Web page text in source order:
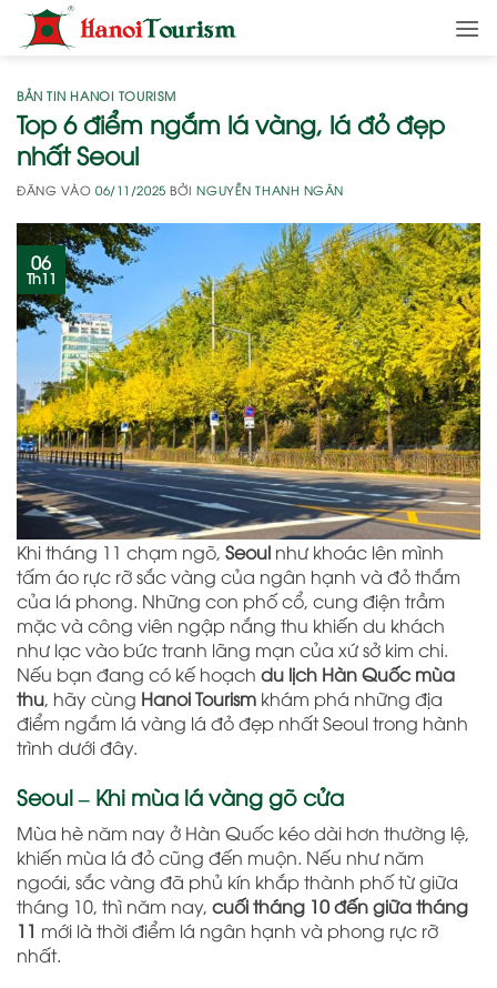
qua
dungBẢN TIN HANOI TOURISM
Top 6 điểm ngắm lá vàng, lá đỏ đẹp
nhất Seoul
ĐĂNG VÀO06/11/2025 BỞINGUYỄN THANH NGÂN
06
Th11
Khi tháng 11 chạm ngõ, Seoul như khoác lên mình
tấm áo rực rỡ sắc vàng của ngân hạnh và đỏ thắm
của lá phong. Những con phố cổ, cung điện trầm
mặc và công viên ngập nắng thu khiến du khách
như lạc vào bức tranh lãng mạn của xứ sở kim chi.
Nếu bạn đang có kế hoạch du lịch Hàn Quốc mùa
thu, hãy cùng Hanoi Tourism khám phá những địa
điểm ngắm lá vàng lá đỏ đẹp nhất Seoul trong hành
trình dưới đây.
Seoul – Khi mùa lá vàng gõ cửa
Mùa hè năm nay ở Hàn Quốc kéo dài hơn thường lệ,
khiến mùa lá đỏ cũng đến muộn. Nếu như năm
ngoái, sắc vàng đã phủ kín khắp thành phố từ giữa
tháng 10, thì năm nay, cuối tháng 10 đến giữa tháng
11 mới là thời điểm lá ngân hạnh và phong rực rỡ
nhất.